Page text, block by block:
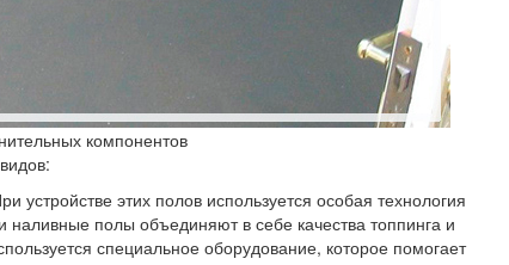
компонентов
устройстве этих полов используется особая технология
наливные полы объединяют в себе качества топпинга и
специальное оборудование, которое помогает